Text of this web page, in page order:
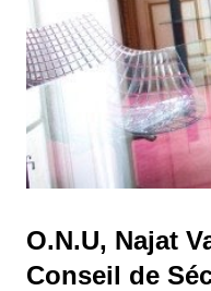
O.N.U, Najat
Conseil de